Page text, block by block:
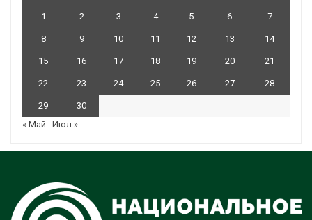
1 2 3 4 5 6 7
8 9 10 11 12 13 14
15 16 17 18 19 20 21
22 23 24 25 26 27 28
29
30
« Май
Июл »